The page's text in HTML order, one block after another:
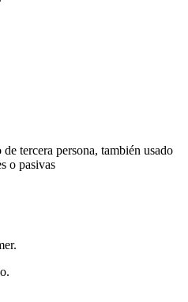
tercera persona, también usado
o pasivas